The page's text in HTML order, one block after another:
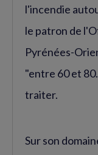
l'incendie
le patron de
Pyrénées-
"entre 60 et
traiter.
Sur son